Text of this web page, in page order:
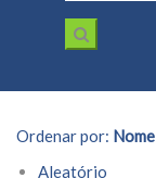
Ordenar por: Nome
Aleatório